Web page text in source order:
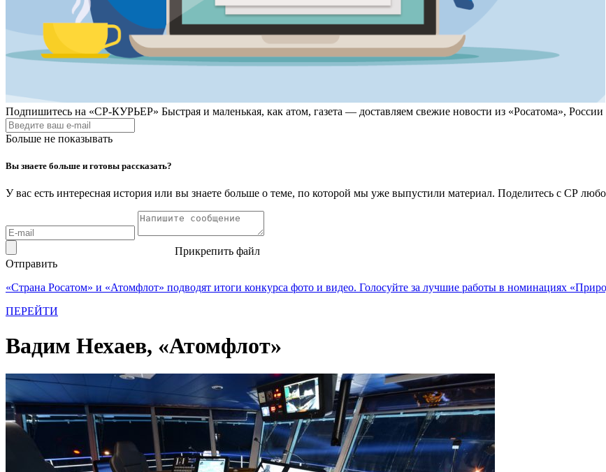
Подпишитесь на «СР-КУРЬЕР» Быстрая и маленькая, как атом, газета — доставляем свежие новости из «Росатома»,
Больше не показывать
Вы знаете больше и готовы рассказать?
У вас есть интересная история или вы знаете больше о теме, по которой мы уже выпустили материал. Поделитесь с СР
Прикрепить файл
Отправить
«Страна Росатом» и «Атомфлот» подводят итоги конкурса фото и видео. Голосуйте за лучшие работы в номинациях
ПЕРЕЙТИ
Вадим Нехаев, «Атомфлот»